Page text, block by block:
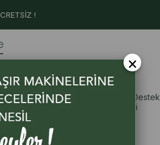
!
Göre Aromerapi
Doğal Destek
Rehberi
×